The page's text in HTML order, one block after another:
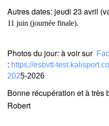
Autres dates: jeudi 23 avril
11 juin (journée finale).
Photos du jour: à voir sur
: https://esbvtt-
2025-2026
Bonne récupération et à très
Robert